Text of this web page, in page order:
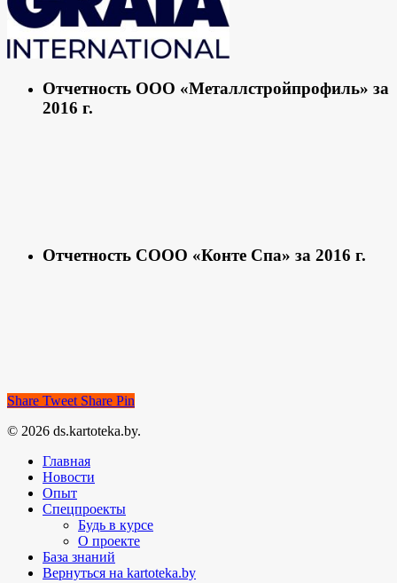
Отчетность ООО «Металлстройпрофиль» за
2016 г.
Отчетность СООО «Конте Спа» за 2016 г.
Share Tweet Share Pin
© 2026 ds.kartoteka.by.
Главная
Новости
Опыт
Спецпроекты
Будь в курсе
О проекте
База знаний
Вернуться на kartoteka.by